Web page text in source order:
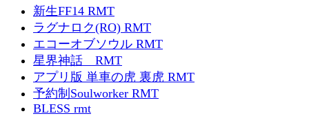
新生FF14 RMT
ラグナロク(RO) RMT
エコーオブソウル RMT
星界神話 RMT
アプリ版 単車の虎 裏虎 RMT
予約制Soulworker RMT
BLESS rmt